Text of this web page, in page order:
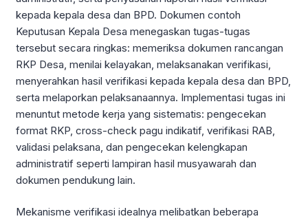
kepada kepala desa dan BPD. Dokumen contoh
Keputusan Kepala Desa menegaskan tugas-tugas
tersebut secara ringkas: memeriksa dokumen rancangan
RKP Desa, menilai kelayakan, melaksanakan verifikasi,
menyerahkan hasil verifikasi kepada kepala desa dan BPD,
serta melaporkan pelaksanaannya. Implementasi tugas ini
menuntut metode kerja yang sistematis: pengecekan
format RKP, cross-check pagu indikatif, verifikasi RAB,
validasi pelaksana, dan pengecekan kelengkapan
administratif seperti lampiran hasil musyawarah dan
dokumen pendukung lain.
Mekanisme verifikasi idealnya melibatkan beberapa